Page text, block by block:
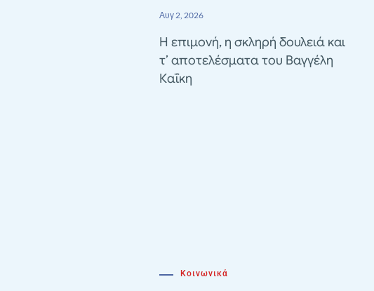
Αυγ 2, 2026
Η επιμονή, η σκληρή δουλειά και
τ’ αποτελέσματα του Βαγγέλη
Καΐκη
Κοινωνικά